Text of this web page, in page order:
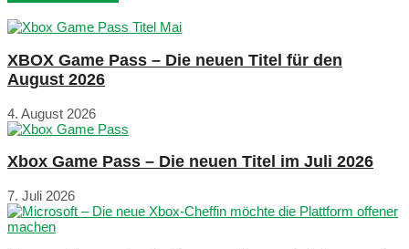
XBOX Game Pass – Die neuen Titel für den
August 2026
4. August 2026
Xbox Game Pass – Die neuen Titel im Juli 2026
7. Juli 2026